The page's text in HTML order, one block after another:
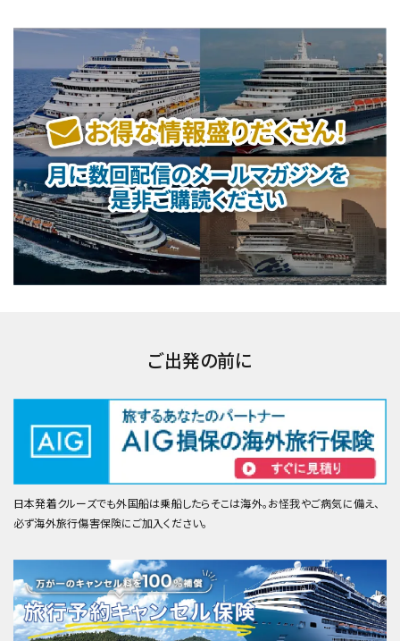
ご出発の前に
日本発着クルーズでも外国船は乗船したらそこは海外。お怪我やご病気に備え、
必ず海外旅行傷害保険にご加入ください。